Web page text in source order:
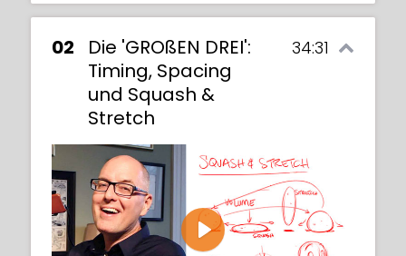
02
Die 'GROßEN DREI':
Timing, Spacing
und Squash &
Stretch
34:31
Play